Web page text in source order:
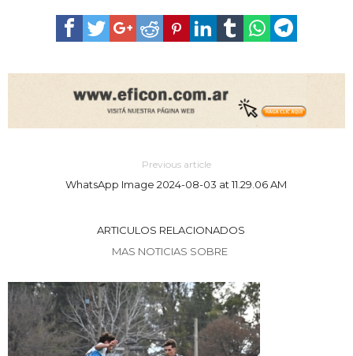
Previous article
WhatsApp Image 2024-08-03 at 11.29.06 AM
ARTICULOS RELACIONADOS
MAS NOTICIAS SOBRE